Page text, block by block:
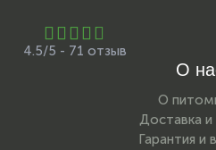
4.5/5 - 71 отзыв
О
О
Доставка и
Гарантия и